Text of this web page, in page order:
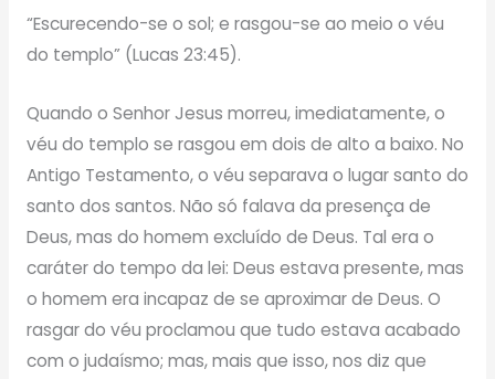
“Escurecendo-se o sol; e rasgou-se ao meio o véu
do templo” (Lucas 23:45).
Quando o Senhor Jesus morreu, imediatamente, o
véu do templo se rasgou em dois de alto a baixo. No
Antigo Testamento, o véu separava o lugar santo do
santo dos santos. Não só falava da presença de
Deus, mas do homem excluído de Deus. Tal era o
caráter do tempo da lei: Deus estava presente, mas
o homem era incapaz de se aproximar de Deus. O
rasgar do véu proclamou que tudo estava acabado
com o judaísmo; mas, mais que isso, nos diz que